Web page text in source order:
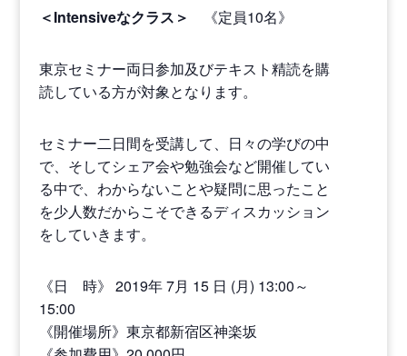
＜︎Intensiveなクラス＞ 《定員10名》
東京セミナー両日参加及びテキスト精読を購
読している方が対象となります。
セミナー二日間を受講して、日々の学びの中
で、そしてシェア会や勉強会など開催してい
る中で、わからないことや疑問に思ったこと
を少人数だからこそできるディスカッション
をしていきます。
《日 時》 2019年 7月 15 日 (月) 13:00～
15:00
《開催場所》東京都新宿区神楽坂